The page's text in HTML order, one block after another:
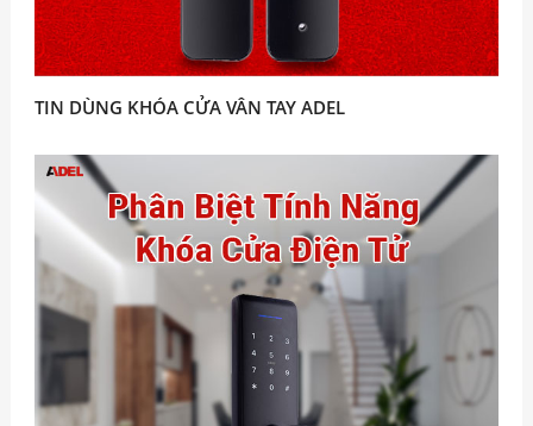
TIN DÙNG KHÓA CỬA VÂN TAY ADEL